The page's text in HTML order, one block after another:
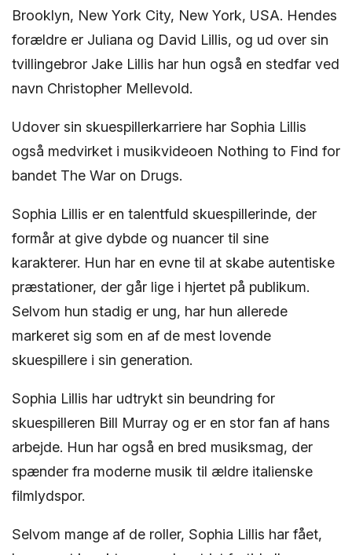
Brooklyn, New York City, New York, USA. Hendes
forældre er Juliana og David Lillis, og ud over sin
tvillingebror Jake Lillis har hun også en stedfar ved
navn Christopher Mellevold.
Udover sin skuespillerkarriere har Sophia Lillis
også medvirket i musikvideoen Nothing to Find for
bandet The War on Drugs.
Sophia Lillis er en talentfuld skuespillerinde, der
formår at give dybde og nuancer til sine
karakterer. Hun har en evne til at skabe autentiske
præstationer, der går lige i hjertet på publikum.
Selvom hun stadig er ung, har hun allerede
markeret sig som en af de mest lovende
skuespillere i sin generation.
Sophia Lillis har udtrykt sin beundring for
skuespilleren Bill Murray og er en stor fan af hans
arbejde. Hun har også en bred musiksmag, der
spænder fra moderne musik til ældre italienske
filmlydspor.
Selvom mange af de roller, Sophia Lillis har fået,